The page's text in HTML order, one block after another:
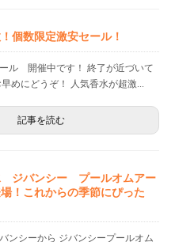
個数限定激安セール！
ル 開催中です！ 終了が近づいて
めにどうぞ！ 人気香水が超激...
記事を読む
ジバンシー プールオムアー
！これからの季節にぴった
ンシーから ジバンシープールオム